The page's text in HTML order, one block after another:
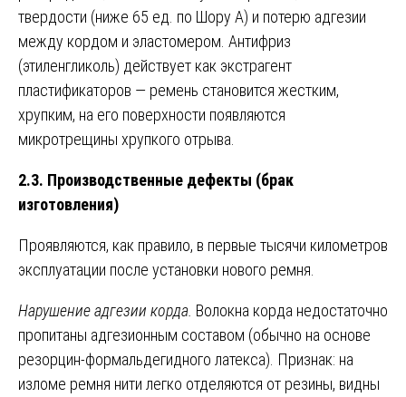
твердости (ниже 65 ед. по Шору А) и потерю адгезии
между кордом и эластомером. Антифриз
(этиленгликоль) действует как экстрагент
пластификаторов — ремень становится жестким,
хрупким, на его поверхности появляются
микротрещины хрупкого отрыва.
2.3. Производственные дефекты (брак
изготовления)
Проявляются, как правило, в первые тысячи километров
эксплуатации после установки нового ремня.
Нарушение адгезии корда. Волокна корда недостаточно
пропитаны адгезионным составом (обычно на основе
резорцин-формальдегидного латекса). Признак: на
изломе ремня нити легко отделяются от резины, видны